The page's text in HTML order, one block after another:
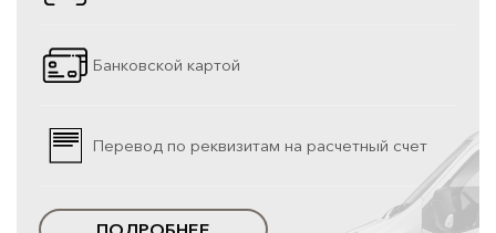
Банковской картой
Перевод по реквизитам на расчетный счет